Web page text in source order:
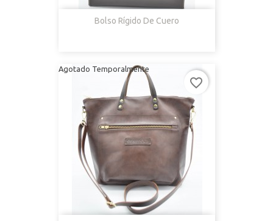
Bolso Rígido De Cuero
Agotado Temporalmente
favorite_border